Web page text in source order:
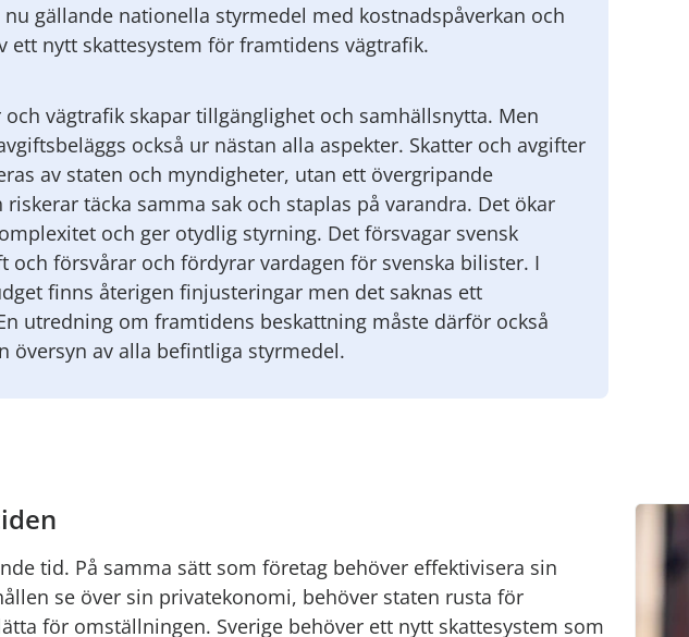
nu gällande nationella styrmedel med kostnadspåverkan och
ett nytt skattesystem för framtidens vägtrafik.
vägtrafik skapar tillgänglighet och samhällsnytta. Men
också ur nästan alla aspekter. Skatter och avgifter
av staten och myndigheter, utan ett övergripande
riskerar täcka samma sak och staplas på varandra. Det ökar
och ger otydlig styrning. Det försvagar svensk
och försvårar och fördyrar vardagen för svenska bilister. I
finns återigen finjusteringar men det saknas ett
utredning om framtidens beskattning måste därför också
översyn av alla befintliga styrmedel.
tid. På samma sätt som företag behöver effektivisera sin
se över sin privatekonomi, behöver staten rusta för
för omställningen. Sverige behöver ett nytt skattesystem som